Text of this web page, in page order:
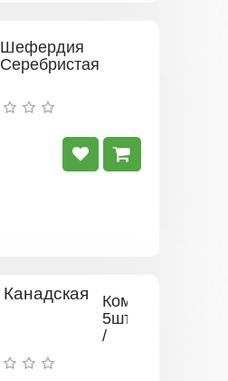
Шефердия
Серебристая
Комплект
5шт
/